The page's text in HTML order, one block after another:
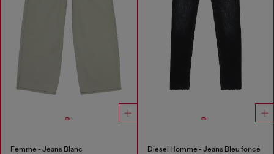
Femme - Jeans Blanc Diesel Homme - Jeans Bleu foncé